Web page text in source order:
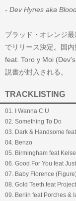
- Dev Hynes aka
ブラッド・オレンジ
でリリース決定。国
feat. Toro y Moi
説書が封入される。
TRACKLISTING
01. I Wanna C U
02. Something To Do
03. Dark & Handsome
04. Benzo
05. Birmingham feat
06. Good For You feat
07. Baby Florence
08. Gold Teeth feat
09. Berlin feat Porches &